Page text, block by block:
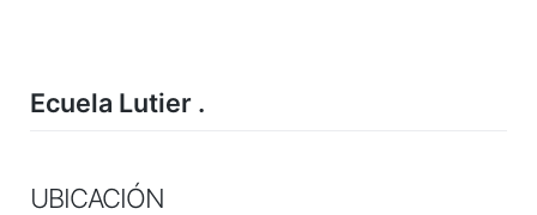
Ecuela Lutier .
UBICACIÓN